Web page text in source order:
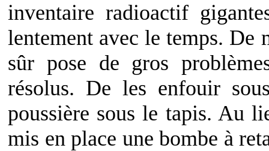
inventaire radioactif
lentement avec le temps. De
sûr pose de gros
résolus. De les enfouir
poussière sous le tapis. Au
mis en place une bombe à